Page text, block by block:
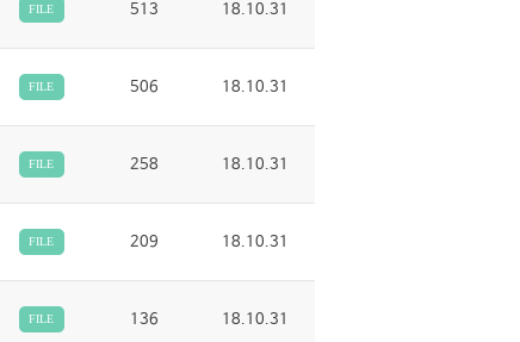
FILE 513 18.10.31
FILE 506 18.10.31
FILE 258 18.10.31
FILE 209 18.10.31
FILE 136 18.10.31